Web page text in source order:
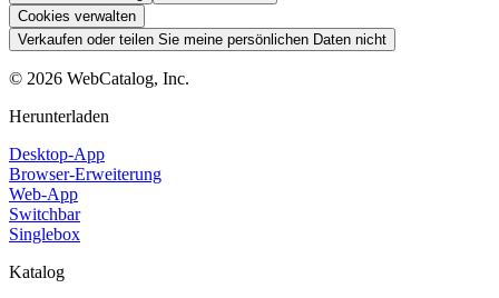
Cookies verwalten
Verkaufen oder teilen Sie meine persönlichen Daten nicht
© 2026 WebCatalog, Inc.
Herunterladen
Desktop-App
Browser-Erweiterung
Web-App
Switchbar
Singlebox
Katalog